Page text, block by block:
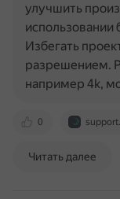
0
улучшить
использовании
Избегать
разрешением.
например 4k,
Читать далее